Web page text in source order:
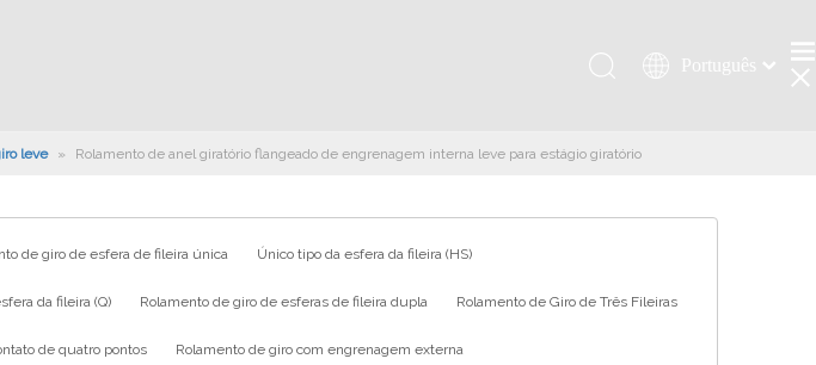
Português
Italiano
leve » Rolamento de anel giratório flangeado de engrenagem interna leve para estágio giratório
de giro de esfera de fileira única Único tipo da esfera da fileira (HS)
da fileira (Q) Rolamento de giro de esferas de fileira dupla Rolamento de Giro de Três Fileiras
de quatro pontos Rolamento de giro com engrenagem externa